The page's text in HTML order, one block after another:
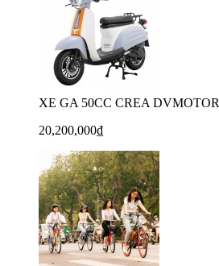
XE GA 50CC CREA DVMOTOR
20,200,000₫